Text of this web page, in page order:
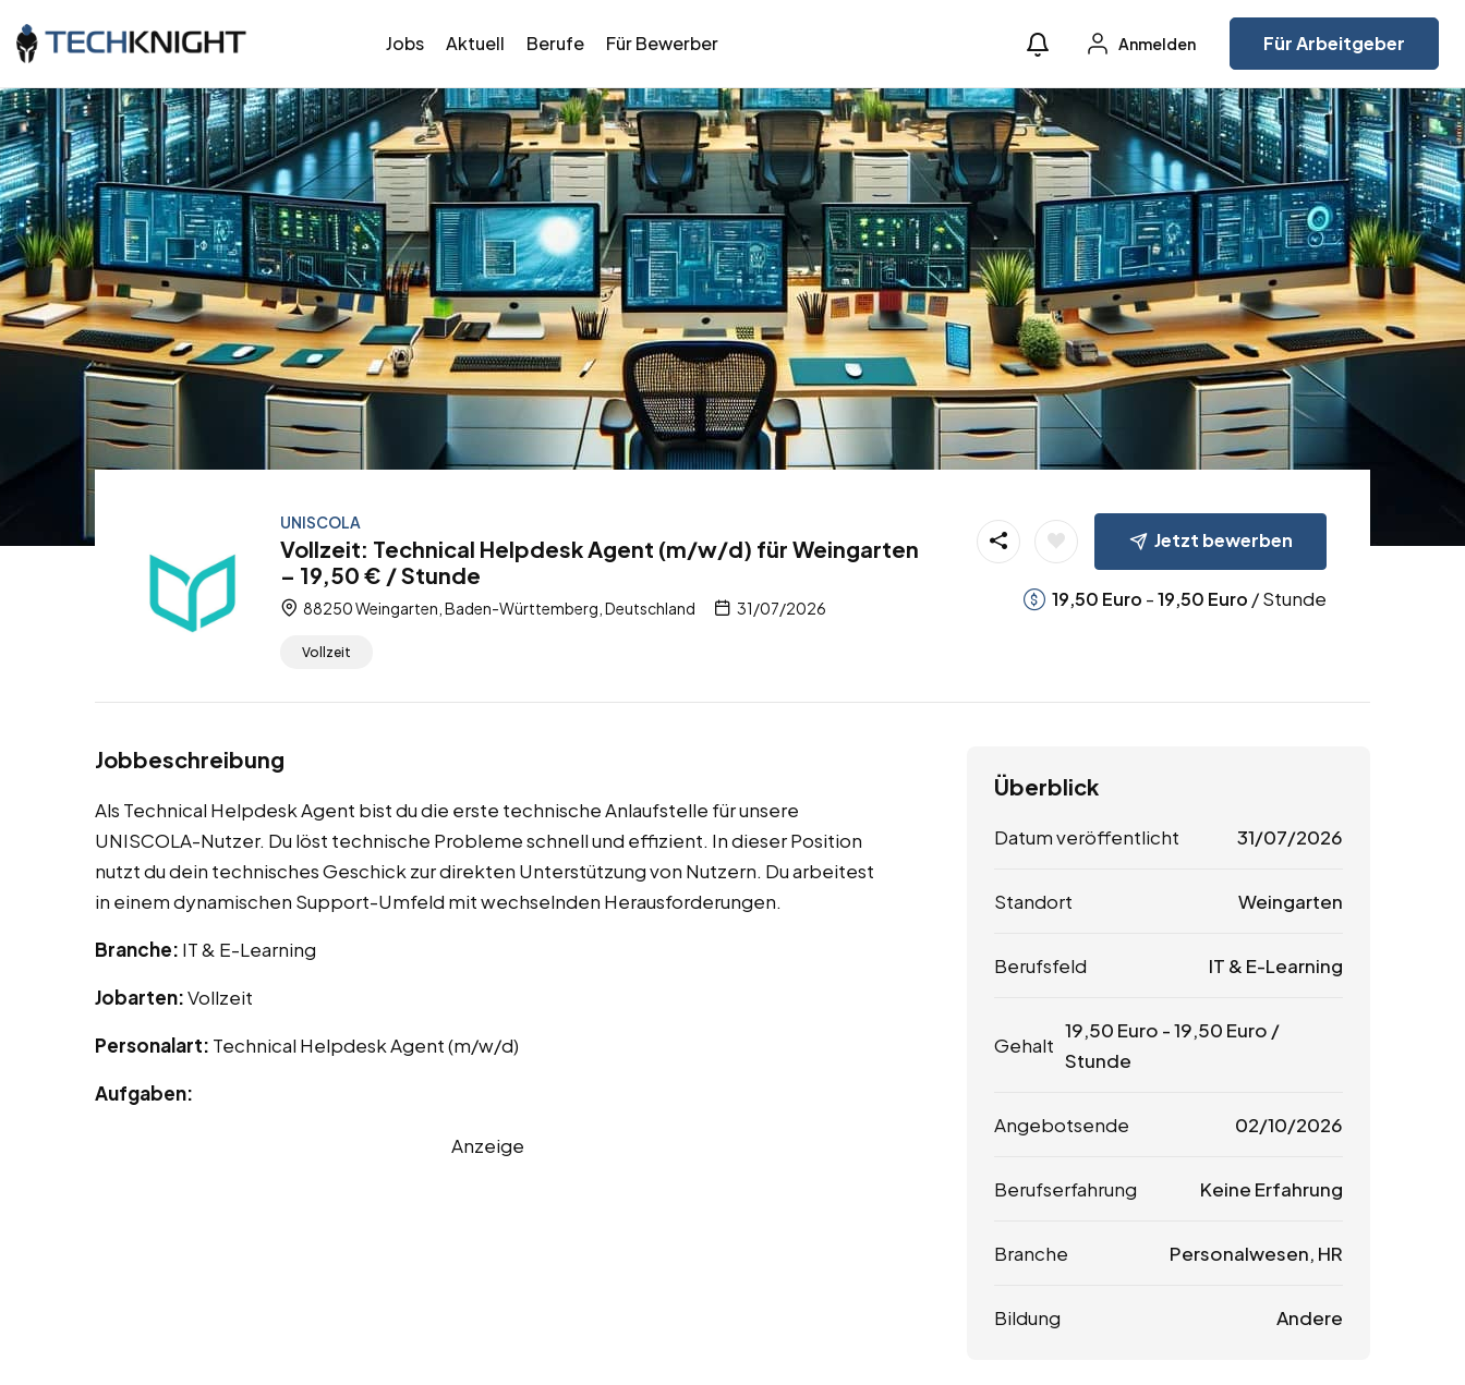
Jobs Aktuell Berufe Für Bewerber Anmelden Für Arbeitgeber
UNISCOLA
Vollzeit: Technical Helpdesk Agent (m/w/d) für Weingarten
– 19,50 € / Stunde
88250 Weingarten, Baden-Württemberg, Deutschland 31/07/2026
Vollzeit
Jetzt bewerben
19,50 Euro -19,50 Euro / Stunde
Jobbeschreibung
Als Technical Helpdesk Agent bist du die erste technische Anlaufstelle für unsere
UNISCOLA-Nutzer. Du löst technische Probleme schnell und effizient. In dieser Position
nutzt du dein technisches Geschick zur direkten Unterstützung von Nutzern. Du arbeitest
in einem dynamischen Support-Umfeld mit wechselnden Herausforderungen.
Branche: IT & E-Learning
Jobarten:Vollzeit
Personalart: Technical Helpdesk Agent (m/w/d)
Aufgaben:
Anzeige
Überblick
Datum veröffentlicht 31/07/2026
Standort Weingarten
Berufsfeld IT & E-Learning
Gehalt
19,50 Euro -19,50 Euro /
Stunde
Angebotsende 02/10/2026
Berufserfahrung Keine Erfahrung
Branche Personalwesen, HR
Bildung Andere